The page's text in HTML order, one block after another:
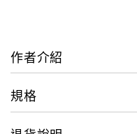
作者介紹
規格